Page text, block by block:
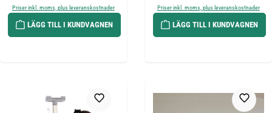
Priser inkl. moms, plus leveranskostnader
LÄGG TILL I KUNDVAGNEN
Priser inkl. moms, plus leveranskostnader
LÄGG TILL I KUNDVAGNEN